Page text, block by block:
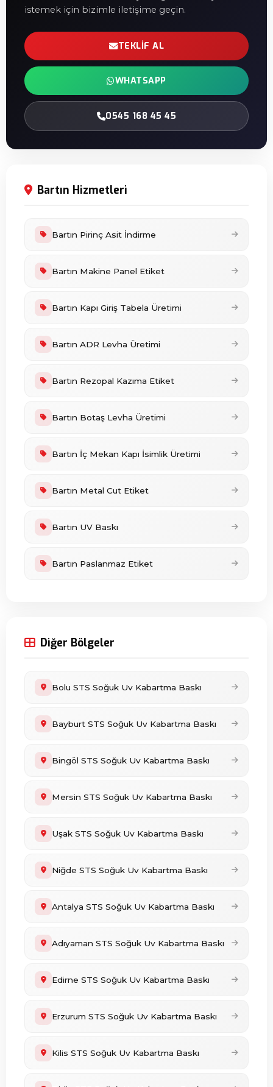
istemek için bizimle iletişime geçin.
TEKLIF AL
WHATSAPP
0545 168 45 45
Bartın Hizmetleri
Bartın Pirinç Asit İndirme
Bartın Makine Panel Etiket
Bartın Kapı Giriş Tabela Üretimi
Bartın ADR Levha Üretimi
Bartın Rezopal Kazıma Etiket
Bartın Botaş Levha Üretimi
Bartın İç Mekan Kapı İsimlik Üretimi
Bartın Metal Cut Etiket
Bartın UV Baskı
Bartın Paslanmaz Etiket
Diğer Bölgeler
Bolu STS Soğuk Uv Kabartma Baskı
Bayburt STS Soğuk Uv Kabartma Baskı
Bingöl STS Soğuk Uv Kabartma Baskı
Mersin STS Soğuk Uv Kabartma Baskı
Uşak STS Soğuk Uv Kabartma Baskı
Niğde STS Soğuk Uv Kabartma Baskı
Antalya STS Soğuk Uv Kabartma Baskı
Adıyaman STS Soğuk Uv Kabartma Baskı
Edirne STS Soğuk Uv Kabartma Baskı
Erzurum STS Soğuk Uv Kabartma Baskı
Kilis STS Soğuk Uv Kabartma Baskı